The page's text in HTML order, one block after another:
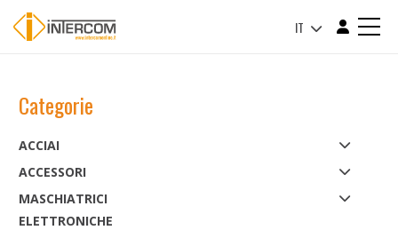
IT
Categorie
ACCIAI
ACCESSORI
MASCHIATRICI
ELETTRONICHE